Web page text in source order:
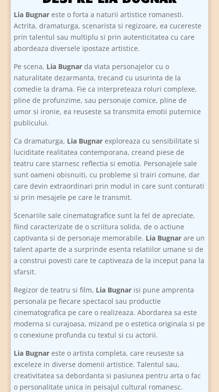
Lia Bugnar este o forta a naturii artistice romanesti.
Actrita, dramaturga, scenarista si regizoare, ea cucereste
prin talentul sau multiplu si prin autenticitatea cu care
abordeaza diversele ipostaze artistice.
Pe scena, Lia Bugnar da viata personajelor cu o
naturalitate dezarmanta, trecand cu usurinta de la
comedie la drama. Fie ca interpreteaza roluri complexe,
pline de profunzime, sau personaje comice, pline de
umor si ironie, ea reuseste sa transmita emotii puternice
publicului.
Ca dramaturga, Lia Bugnar exploreaza cu sensibilitate si
luciditate realitatea contemporana, creand piese de
teatru care starnesc reflectia si emotia. Personajele sale
sunt oameni obisnuiti, cu probleme si trairi comune, dar
care devin extraordinari prin modul in care sunt conturati
si prin mesajele pe care le transmit.
Scenariile sale cinematografice sunt la fel de apreciate,
fiind caracterizate de o scriitura solida, de o actiune
captivanta si de personaje memorabile. Lia Bugnar are un
talent aparte de a surprinde esenta relatiilor umane si de
a construi povesti care te captiveaza de la inceput pana la
sfarsit.
Regizor de teatru si film, Lia Bugnar isi pune amprenta
personala pe fiecare spectacol sau productie
cinematografica pe care o realizeaza. Abordarea sa este
moderna si curajoasa, mizand pe o estetica originala si pe
o conexiune profunda cu textul si cu actorii.
Lia Bugnar este o artista completa, care reuseste sa
exceleze in diverse domenii artistice. Talentul sau,
creativitatea sa debordanta si pasiunea pentru arta o fac
o personalitate unica in peisajul cultural romanesc.